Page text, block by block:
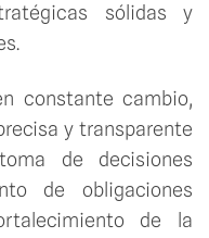
sólidas y
constante cambio,
y transparente
de decisiones
de obligaciones
de la